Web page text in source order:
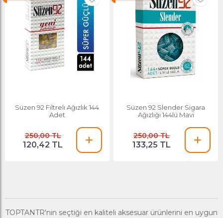
Süzen 92 Filtreli Ağızlık 144
Adet
250,00 TL
120,42 TL
Süzen 92 Slender Sigara
Ağızlığı 144lü Mavi
250,00 TL
133,25 TL
TOPTANTR'nin seçtiği en kaliteli aksesuar ürünlerini en uygun